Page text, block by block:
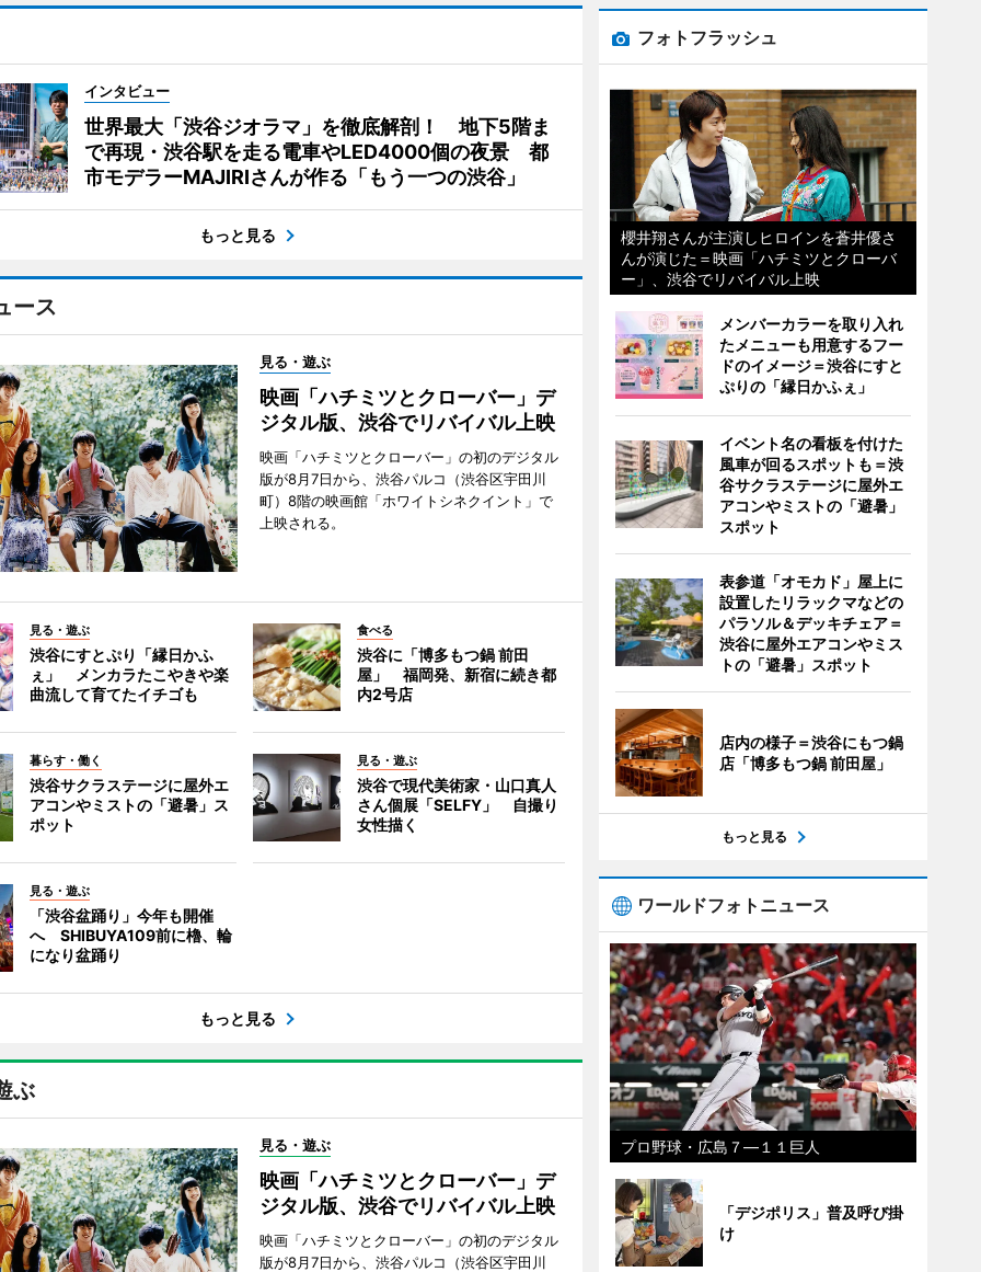
インタビュー
世界最大「渋谷ジオラマ」を徹底解剖！ 地下5階ま
で再現・渋谷駅を走る電車やLED4000個の夜景 都
市モデラーMAJIRIさんが作る「もう一つの渋谷」
もっと見る
ース
見る・遊ぶ
映画「ハチミツとクローバー」デ
ジタル版、渋谷でリバイバル上映
映画「ハチミツとクローバー」の初のデジタル
版が8月7日から、渋谷パルコ（渋谷区宇田川
町）8階の映画館「ホワイトシネクイント」で
上映される。
見る・遊ぶ
渋谷にすとぷり「縁日かふ
ぇ」 メンカラたこやきや楽
曲流して育てたイチゴも
食べる
渋谷に「博多もつ鍋 前田
屋」 福岡発、新宿に続き都
内2号店
暮らす・働く
渋谷サクラステージに屋外エ
アコンやミストの「避暑」ス
ポット
見る・遊ぶ
渋谷で現代美術家・山口真人
さん個展「SELFY」 自撮り
女性描く
見る・遊ぶ
「渋谷盆踊り」今年も開催
へ SHIBUYA109前に櫓、輪
になり盆踊り
もっと見る
ぶ
見る・遊ぶ
映画「ハチミツとクローバー」デ
ジタル版、渋谷でリバイバル上映
映画「ハチミツとクローバー」の初のデジタル
版が8月7日から、渋谷パルコ（渋谷区宇田川
フォトフラッシュ
櫻井翔さんが主演しヒロインを蒼井優さ
んが演じた＝映画「ハチミツとクローバ
ー」、渋谷でリバイバル上映
メンバーカラーを取り入れ
たメニューも用意するフー
ドのイメージ＝渋谷にすと
ぷりの「縁日かふぇ」
イベント名の看板を付けた
風車が回るスポットも＝渋
谷サクラステージに屋外エ
アコンやミストの「避暑」
スポット
表参道「オモカド」屋上に
設置したリラックマなどの
パラソル＆デッキチェア＝
渋谷に屋外エアコンやミス
トの「避暑」スポット
店内の様子＝渋谷にもつ鍋
店「博多もつ鍋 前田屋」
もっと見る
ワールドフォトニュース
プロ野球・広島７―１１巨人
「デジポリス」普及呼び掛
け